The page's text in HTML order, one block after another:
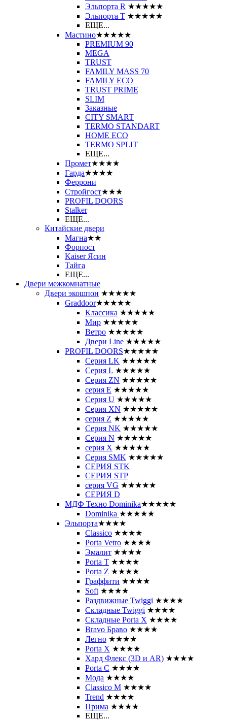
Эльпорта R ★★★★★
Эльпорта Т ★★★★★
ЕЩЕ...
Мастино★★★★★
PREMIUM 90
MEGA
TRUST
FAMILY MASS 70
FAMILY ECO
TRUST PRIME
SLIM
Заказные
CITY SMART
TERMO STANDART
HOME ECO
ТЕRМО SPLIT
ЕЩЕ...
Промет★★★★
Гарда★★★★
Феррони
Стройгост★★★
PROFIL DOORS
Stalker
ЕЩЕ...
Китайские двери
Магна★★
Форпост
Kaiser Ясин
Тайга
ЕЩЕ...
Двери межкомнатные
Двери экошпон ★★★★★
Graddoor★★★★★
Классика ★★★★★
Мир ★★★★★
Ветро ★★★★★
Двери Line ★★★★★
PROFIL DOORS★★★★★
Серия LK ★★★★★
Серия L ★★★★★
Серия ZN ★★★★★
серия E ★★★★★
Серия U ★★★★★
Серия XN ★★★★★
серия Z ★★★★★
Серия NK ★★★★★
Серия N ★★★★★
серия X ★★★★★
Серия SMK ★★★★★
СЕРИЯ STK
СЕРИЯ STP
серия VG ★★★★★
СЕРИЯ D
МДФ Техно Dominika★★★★★
Dominika ★★★★★
Эльпорта★★★★
Classico ★★★★
Porta Vetro ★★★★
Эмалит ★★★★
Porta T ★★★★
Porta Z ★★★★
Граффити ★★★★
Soft ★★★★
Раздвижные Twiggi ★★★★
Складные Twiggi ★★★★
Складные Porta X ★★★★
Bravo Браво ★★★★
Легно ★★★★
Porta X ★★★★
Хард Флекс (3D и AR) ★★★★
Porta C ★★★★
Мода ★★★★
Classico M ★★★★
Trend ★★★★
Прима ★★★★
ЕЩЕ...